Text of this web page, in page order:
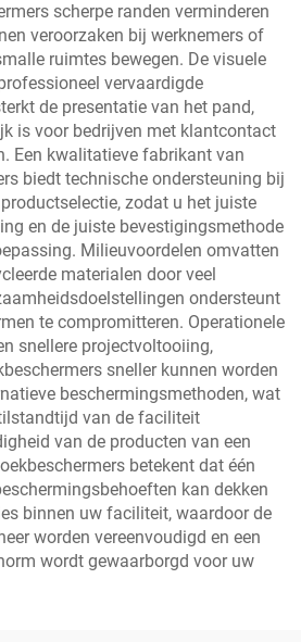
scherpe randen verminderen
veroorzaken bij werknemers of
ruimtes bewegen. De visuele
vervaardigde
de presentatie van het pand,
is voor bedrijven met klantcontact
Een kwalitatieve fabrikant van
biedt technische ondersteuning bij
zodat u het juiste
en de juiste bevestigingsmethode
Milieuvoordelen omvatten
materialen door veel
ondersteunt
te compromitteren. Operationele
snellere projectvoltooiing,
sneller kunnen worden
beschermingsmethoden, wat
van de faciliteit
van de producten van een
betekent dat één
kan dekken
binnen uw faciliteit, waardoor de
worden vereenvoudigd en een
wordt gewaarborgd voor uw